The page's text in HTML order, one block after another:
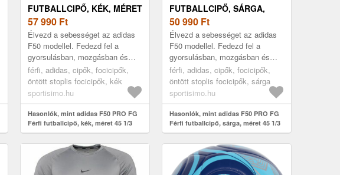
FUTBALLCIPŐ, KÉK, MÉRET
45 1/3
57 990 Ft
Élvezd a sebességet az adidas
F50 modellel. Fedezd fel a
gyorsulásban, mozgásban és
sebességben rejlő maximális
potenciálodat. Ez a könnyű
adidas F...
férfi, adidas, cipők, focicipők,
öntött stoplis focicipők, kék
sportisimo.hu
Hasonlók, mint adidas F50 PRO FG
Férfi futballcipő, kék, méret 45 1/3
FUTBALLCIPŐ, SÁRGA,
MÉRET 45 1/3
50 990 Ft
Élvezd a sebességet az adidas
F50 modellel. Fedezd fel a
gyorsulásban, mozgásban és
sebességben rejlő maximális
potenciálodat. Ez a könnyű
adidas F...
férfi, adidas, cipők, focicipők,
öntött stoplis focicipők, sárga
sportisimo.hu
Hasonlók, mint adidas F50 PRO FG
Férfi futballcipő, sárga, méret 45 1/3